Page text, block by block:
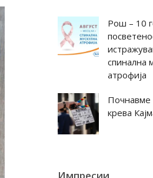
Рош – 10
спинална
атрофија
Почнавме
крева
Импресии